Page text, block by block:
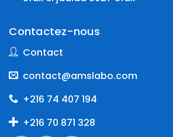
Contactez-nous
Contact
contact@amslabo.com
+216 74 407 194
+216 70 871 328